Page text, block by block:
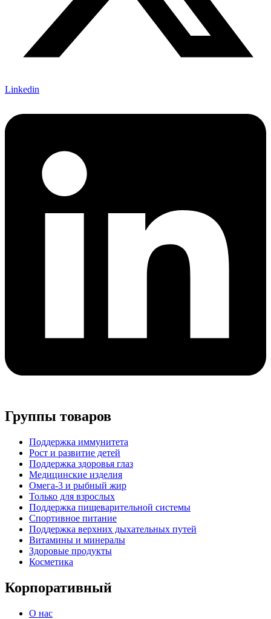
Linkedin
Группы товаров
Поддержка иммунитета
Рост и развитие детей
Поддержка здоровья глаз
Медицинские изделия
Омега-3 и рыбный жир
Только для взрослых
Поддержка пищеварительной системы
Спортивное питание
Поддержка верхних дыхательных путей
Витамины и минералы
Здоровые продукты
Косметика
Корпоративный
О нас